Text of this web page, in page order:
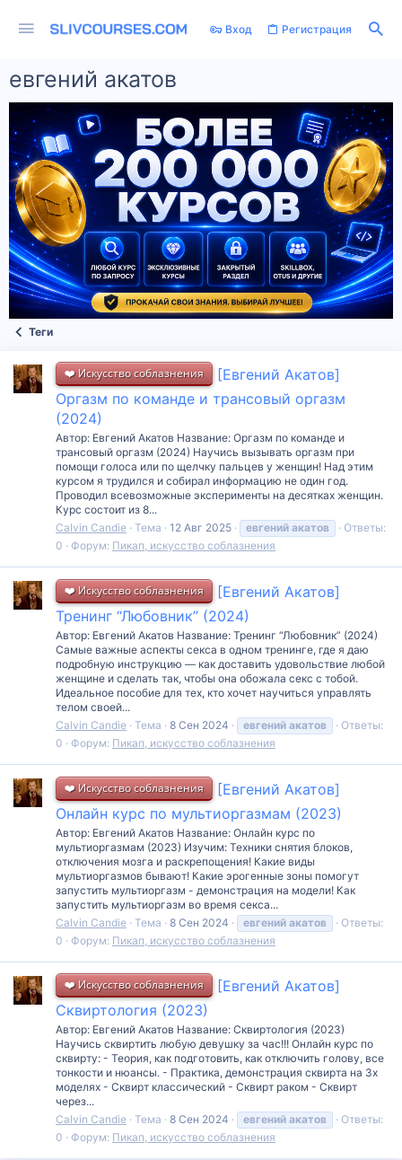
Вход Регистрация
евгений акатов
Теги
❤️ Искусство соблазнения
[Евгений Акатов]
Оргазм по команде и трансовый оргазм
(2024)
Автор: Евгений Акатов Название: Оргазм по команде и
трансовый оргазм (2024) Научись вызывать оргазм при
помощи голоса или по щелчку пальцев у женщин! Над этим
курсом я трудился и собирал информацию не один год.
Проводил всевозможные эксперименты на десятках женщин.
Курс состоит из 8...
Calvin Candie Тема 12 Авг 2025 евгений акатов
Ответы:
0
Форум: Пикап, искусство соблазнения
❤️ Искусство соблазнения
[Евгений Акатов]
Тренинг “Любовник” (2024)
Автор: Евгений Акатов Название: Тренинг “Любовник” (2024)
Самые важные аспекты секса в одном тренинге, где я даю
подробную инструкцию — как доставить удовольствие любой
женщине и сделать так, чтобы она обожала секс с тобой.
Идеальное пособие для тех, кто хочет научиться управлять
телом своей...
Calvin Candie Тема 8 Сен 2024 евгений акатов
Ответы:
0
Форум: Пикап, искусство соблазнения
❤️ Искусство соблазнения
[Евгений Акатов]
Онлайн курс по мультиоргазмам (2023)
Автор: Евгений Акатов Название: Онлайн курс по
мультиоргазмам (2023) Изучим: Техники снятия блоков,
отключения мозга и раскрепощения! Какие виды
мультиоргазмов бывают! Какие эрогенные зоны помогут
запустить мультиоргазм - демонстрация на модели! Как
запустить мультиоргазм во время секса...
Calvin Candie Тема 8 Сен 2024 евгений акатов
Ответы:
0
Форум: Пикап, искусство соблазнения
❤️ Искусство соблазнения
[Евгений Акатов]
Сквиртология (2023)
Автор: Евгений Акатов Название: Сквиртология (2023)
Научись сквиртить любую девушку за час!!! Онлайн курс по
сквирту: - Теория, как подготовить, как отключить голову, все
тонкости и нюансы. - Практика, демонстрация сквирта на 3х
моделях - Сквирт классический - Сквирт раком - Сквирт
через...
Calvin Candie Тема 8 Сен 2024 евгений акатов
Ответы:
0
Форум: Пикап, искусство соблазнения